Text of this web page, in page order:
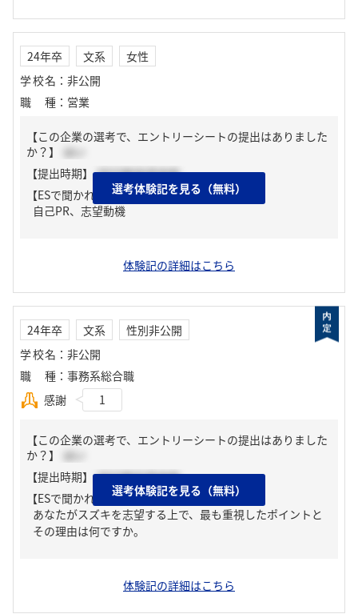
24年卒 文系
女性
学校名 ： 非公開
職種 ： 営業
【この企業の選考で、エントリーシートの提出はありました
か？】
はい
【提出時期】 2023年06月中旬
【ESで聞かれた質問】
自己PR、志望動機
体験記の詳細はこちら
選考体験記を見る（無料）
24年卒 文系
性別非公開
学校名 ： 非公開
職種 ： 事務系総合職
感謝
1
【この企業の選考で、エントリーシートの提出はありました
か？】
はい
【提出時期】 2023年02月中旬
【ESで聞かれた質問】
あなたがスズキを志望する上で、最も重視したポイントと
その理由は何ですか。
体験記の詳細はこちら
選考体験記を見る（無料）